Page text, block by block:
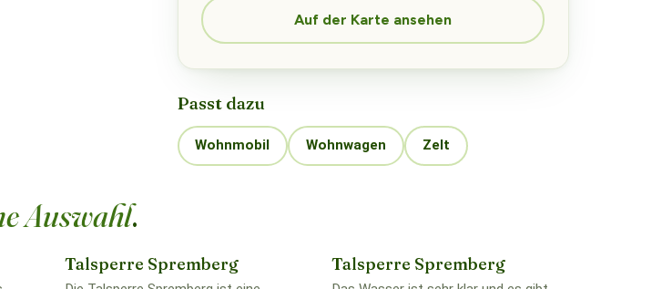
Auf der Karte ansehen
Passt dazu
Wohnmobil Wohnwagen Zelt
Auswahl.
Talsperre Spremberg Talsperre Spremberg